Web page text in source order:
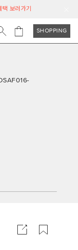
보러가기
SHOPPING